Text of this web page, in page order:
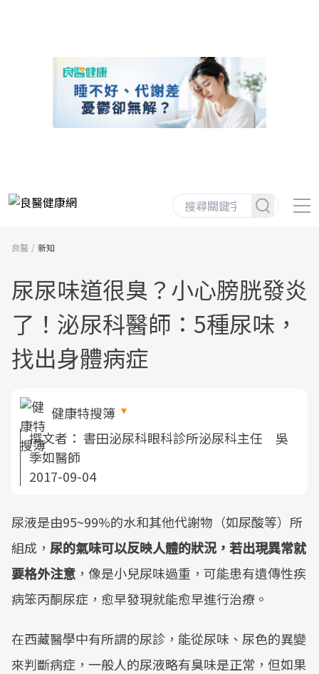
良醫 新知
尿尿味道很臭？小心膀胱發炎
了！泌尿科醫師：5種尿味，
找出身體病症
健康特搜簿
撰文者： 書田泌尿科眼科診所泌尿科主任 吳
季如醫師
2017-09-04
尿液是由95~99%的水和其他代謝物（如尿酸等）所
組成， 尿的氣味可以反映人體的狀況，若出現異常就
要格外注意 ，像是小兒尿味過重，可能患有遺傳性疾
病笨丙酮尿症，愈早發現就能愈早進行治療。
在西藏醫學中有所謂的尿診，能從尿味、尿色的異變
來判斷病症，一般人的尿液略有臭味是正常，但如果